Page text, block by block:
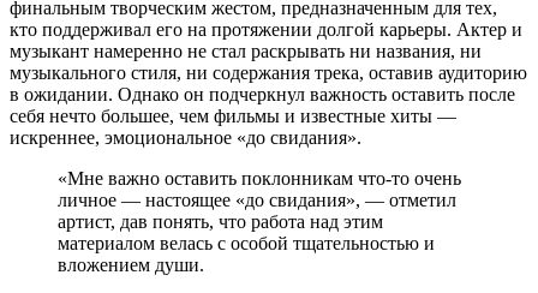
финальным творческим жестом, предназначенным для тех,
кто поддерживал его на протяжении долгой карьеры. Актер и
музыкант намеренно не стал раскрывать ни названия, ни
музыкального стиля, ни содержания трека, оставив аудиторию
в ожидании. Однако он подчеркнул важность оставить после
себя нечто большее, чем фильмы и известные хиты —
искреннее, эмоциональное «до свидания».
«Мне важно оставить поклонникам что-то очень
личное — настоящее «до свидания», — отметил
артист, дав понять, что работа над этим
материалом велась с особой тщательностью и
вложением души.